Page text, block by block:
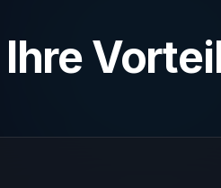
Ihre